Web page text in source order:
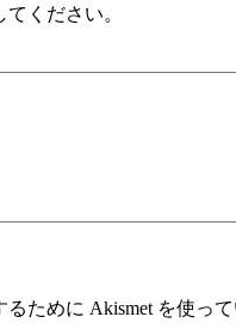
ください。
ために Akismet を使って